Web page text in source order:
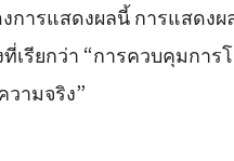
การแสดงผลนี้ การแสดงผ
เรียกว่า “การควบคุมกา
ามจริง”